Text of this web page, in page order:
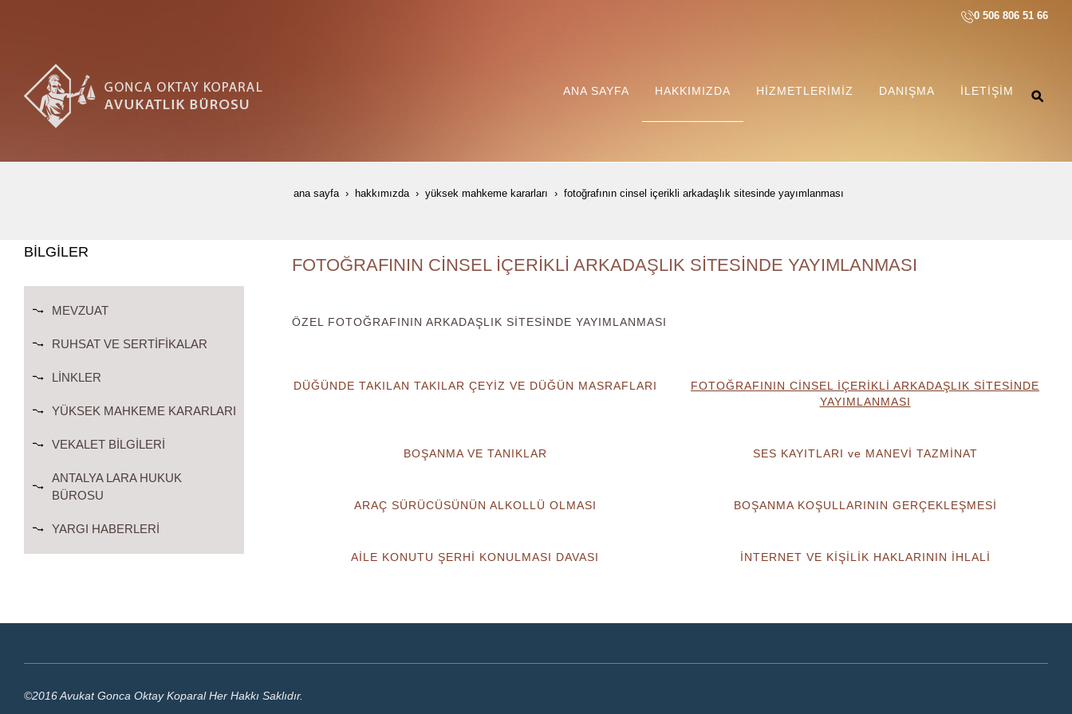
0 506 806 51 66
ANA SAYFA HAKKIMIZDA HIZMETLERIMIZ DANIŞMA İLETIŞIM
ana sayfa hakkımızda yüksek mahkeme kararları fotoğrafinin ci̇nsel i̇çeri̇kli̇ arkadaşlik si̇tesi̇nde yayimlanmasi
FOTOĞRAFININ CİNSEL İÇERİKLİ ARKADAŞLIK SİTESİNDE YAYIMLANMASI
ÖZEL FOTOĞRAFININ ARKADAŞLIK SİTESİNDE YAYIMLANMASI
DÜĞÜNDE TAKILAN TAKILAR ÇEYİZ VE DÜĞÜN MASRAFLARI
FOTOĞRAFININ CİNSEL İÇERİKLİ ARKADAŞLIK SİTESİNDE
YAYIMLANMASI
BOŞANMA VE TANIKLAR SES KAYITLARI ve MANEVİ TAZMİNAT
ARAÇ SÜRÜCÜSÜNÜN ALKOLLÜ OLMASI BOŞANMA KOŞULLARININ GERÇEKLEŞMESİ
AİLE KONUTU ŞERHİ KONULMASI DAVASI İNTERNET VE KİŞİLİK HAKLARININ İHLALİ
BİLGİLER
MEVZUAT
RUHSAT VE SERTIFIKALAR
LINKLER
YÜKSEK MAHKEME KARARLARI
VEKALET BILGILERI
ANTALYA LARA HUKUK
BÜROSU
YARGI HABERLERI
©2016 Avukat Gonca Oktay Koparal Her Hakkı Saklıdır.